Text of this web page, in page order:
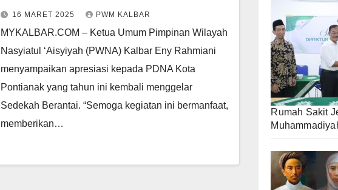
PDNA Kota Pontianak
16 MARET 2025 PWM KALBAR
MYKALBAR.COM – Ketua Umum Pimpinan Wilayah
Nasyiatul ‘Aisyiyah (PWNA) Kalbar Eny Rahmiani
menyampaikan apresiasi kepada PDNA Kota
Pontianak yang tahun ini kembali menggelar
Sedekah Berantai. “Semoga kegiatan ini bermanfaat,
memberikan…
Rumah Sakit